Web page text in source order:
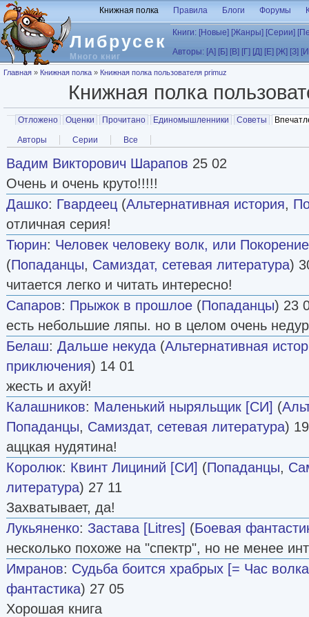
Перейти к основному содержанию
Либрусек
Много книг
Книжная полка Правила Блоги Форумы
Книги: [Новые] [Жанры] [Серии]
Авторы: [А] [Б] [В] [Г] [Д] [Е] [Ж] [З]
Вы здесь
Главная » Книжная полка » Книжная полка пользователя primuz
Книжная полка
Главные вкладки
Отложено Оценки Прочитано Единомышленники Советы
Вторичные вкладки
Авторы Серии Все
Вадим Викторович Шарапов 25 02
Очень и очень круто!!!!!
Дашко: Гвардеец (Альтернативная история,
отличная серия!
Тюрин: Человек человеку волк, или
(Попаданцы, Самиздат, сетевая литература)
читается легко и читать интересно!
Сапаров: Прыжок в прошлое (Попаданцы) 23
есть небольшие ляпы. но в целом очень
Белаш: Дальше некуда (Альтернативная
приключения) 14 01
жесть и ахуй!
Калашников: Маленький ныряльщик [СИ] (
Попаданцы, Самиздат, сетевая литература)
аццкая нудятина!
Королюк: Квинт Лициний [СИ] (Попаданцы,
литература) 27 11
Захватывает, да!
Лукьяненко: Застава [Litres] (Боевая
несколько похоже на "спектр", но не менее
Имранов: Судьба боится храбрых [= Час
фантастика) 27 05
Хорошая книга